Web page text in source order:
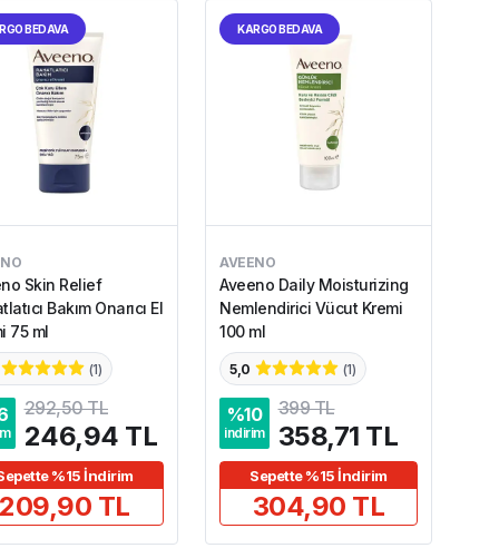
BEDAVA
Skin Relief
Bakım Onarıcı El
75 ml
(1)
292,50 TL
246,94 TL
%15 İndirim
209,90 TL
KARGO BEDAVA
AVEENO
Aveeno Daily Moisturizing
Nemlendirici Vücut Kremi
100 ml
5,0 (1)
%10
indirim
399 TL
358,71 TL
Sepette %15 İndirim
304,90 TL